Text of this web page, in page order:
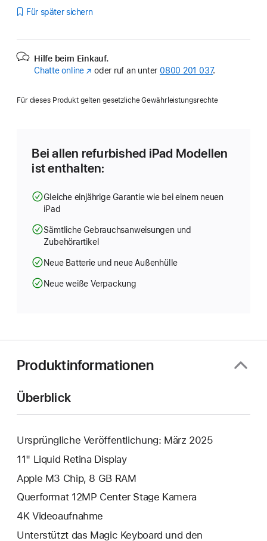
Für später sichern
Hilfe beim Einkauf.
Chatte online (Öffnet
Fenster)
oder ruf an unter 0800 201 037.
Für dieses Produkt gelten gesetzliche Gewährleistungsrechte
Bei allen refurbished iPad Modellen
ist enthalten:
Gleiche einjährige Garantie wie bei einem neuen
iPad
Sämtliche Gebrauchsanweisungen und
Zubehörartikel
Neue Batterie und neue Außenhülle
Neue weiße Verpackung
Produktinformationen
Überblick
Ursprüngliche Veröffentlichung: März 2025
11" Liquid Retina Display
Apple M3 Chip, 8 GB RAM
Querformat 12MP Center Stage Kamera
4K Video­aufnahme
Unterstützt das Magic Keyboard und den